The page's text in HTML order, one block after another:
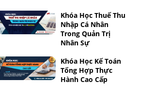
Khóa Học Thuế Thu
Nhập Cá Nhân
Trong Quản Trị
Nhân Sự
Khóa Học Kế Toán
Tổng Hợp Thực
Hành Cao Cấp